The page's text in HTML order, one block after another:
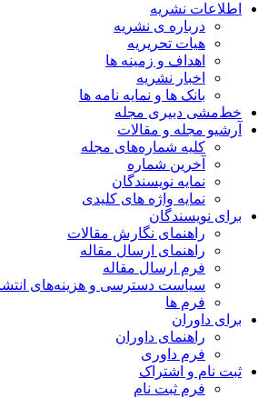
اطلاعات نشریه
درباره ی نشریه
هیات تحریریه
اهداف و زمینه ها
اخبار نشریه
بانک ها و نمایه نامه ها
خط‌مشی دبیری مجله
آرشیو مجله و مقالات
کلیه شماره‌های مجله
آخرین شماره
نمایه نویسندگان
نمایه واژه های کلیدی
برای نویسندگان
راهنمای نگارش مقالات
راهنمای ارسال مقاله
فرم ارسال مقاله
سیاست دسترسی و هزینه‌های انتشار
فرم ها
برای داوران
راهنمای داوران
فرم داوری
ثبت نام و اشتراک
فرم ثبت نام